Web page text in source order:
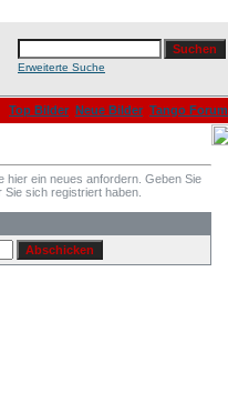
Erweiterte Suche
Top Bilder Neue Bilder Tango Forum
hier ein neues anfordern. Geben Sie
sich registriert haben.